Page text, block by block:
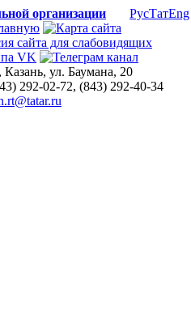
организации РусТатEng
Казань, ул. Баумана, 20
292-02-72, (843) 292-40-34